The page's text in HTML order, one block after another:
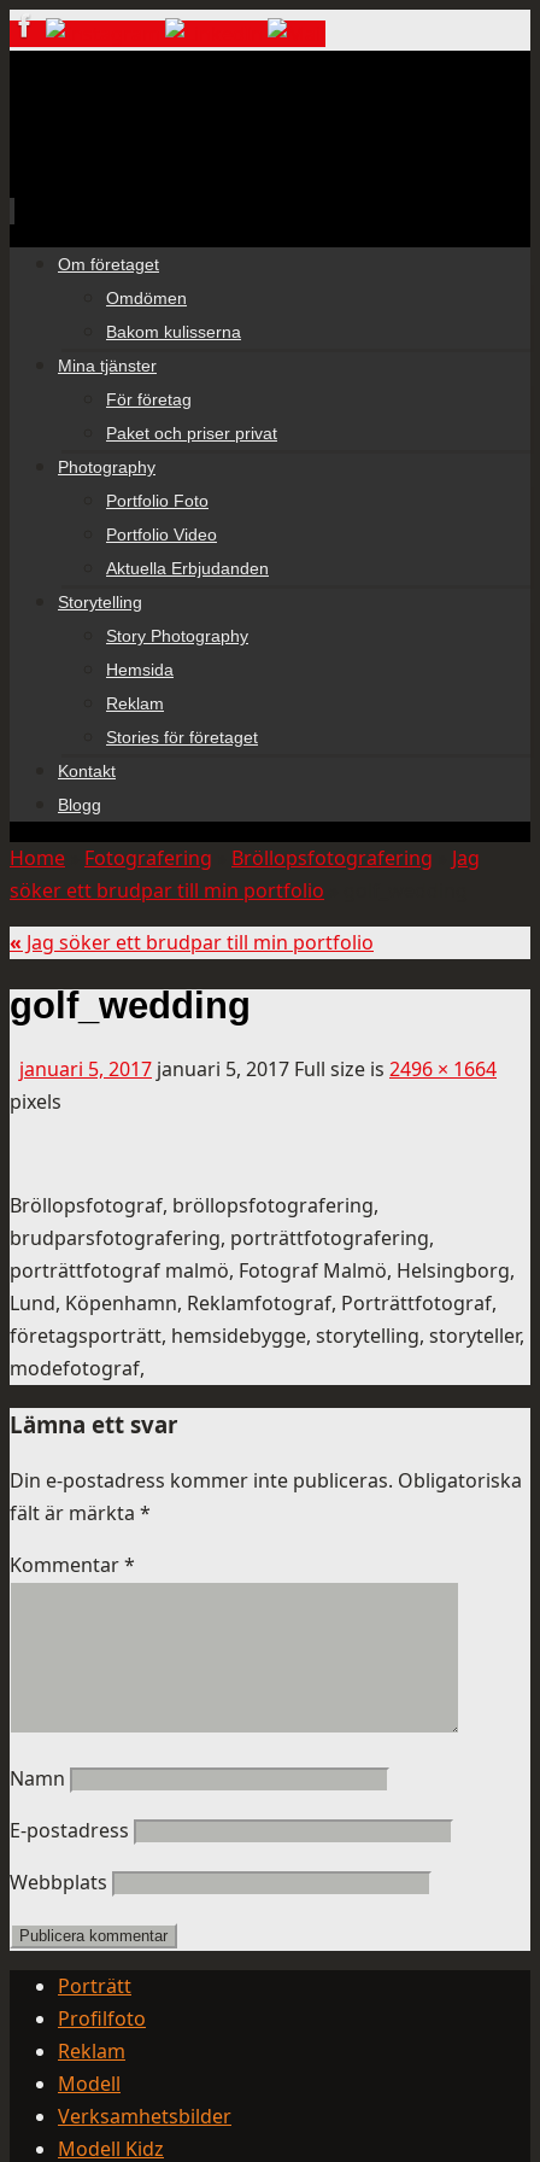
Om företaget
Omdömen
Bakom kulisserna
Mina tjänster
För företag
Paket och priser privat
Photography
Portfolio Foto
Portfolio Video
Aktuella Erbjudanden
Storytelling
Story Photography
Hemsida
Reklam
Stories för företaget
Kontakt
Blogg
Home Fotografering Bröllopsfotografering
Jag
söker ett brudpar till min portfolio
« Jag söker ett brudpar till min portfolio
golf_wedding
januari 5, 2017 januari 5, 2017 Full size is 2496 × 1664
pixels
Bröllopsfotograf, bröllopsfotografering,
brudparsfotografering, porträttfotografering,
porträttfotograf malmö, Fotograf Malmö, Helsingborg,
Lund, Köpenhamn, Reklamfotograf, Porträttfotograf,
företagsporträtt, hemsidebygge, storytelling, storyteller,
modefotograf,
Lämna ett svar
Din e-postadress kommer inte publiceras. Obligatoriska
fält är märkta *
Kommentar*
Namn
E-postadress
Webbplats
Porträtt
Profilfoto
Reklam
Modell
Verksamhetsbilder
Modell Kidz